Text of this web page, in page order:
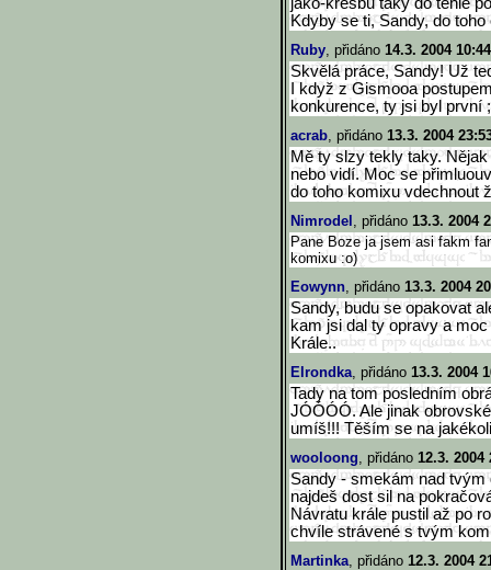
Kdyby se ti, Sandy, do
Ruby, přidáno 14.3. 2004
Skvělá práce, Sandy! Už
I když z Gismooa
konkurence, ty jsi byl první
acrab, přidáno 13.3. 2004
Mě ty slzy tekly taky.
nebo vidí. Moc se
do toho komixu vdechnout
Nimrodel , přidáno 13.3. 2004
Pane Boze ja jsem asi fakm
komixu :o)
Eowynn, přidáno 13.3. 2004
Sandy, budu se opakovat
kam jsi dal ty opravy a
Krále..
Elrondka, přidáno 13.3. 2004
Tady na tom posledním
JÓÓÓÓ. Ale jinak
umíš!!! Těším se na
wooloong, přidáno 12.3. 2004
Sandy - smekám nad tvým
najdeš dost sil na
Návratu krále pustil až po
chvíle strávené s tvým
Martinka, přidáno 12.3. 2004